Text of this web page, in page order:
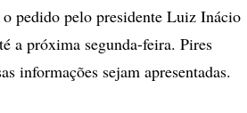
pedido pelo presidente Luiz Inácio
a próxima segunda-feira. Pires
informações sejam apresentadas.